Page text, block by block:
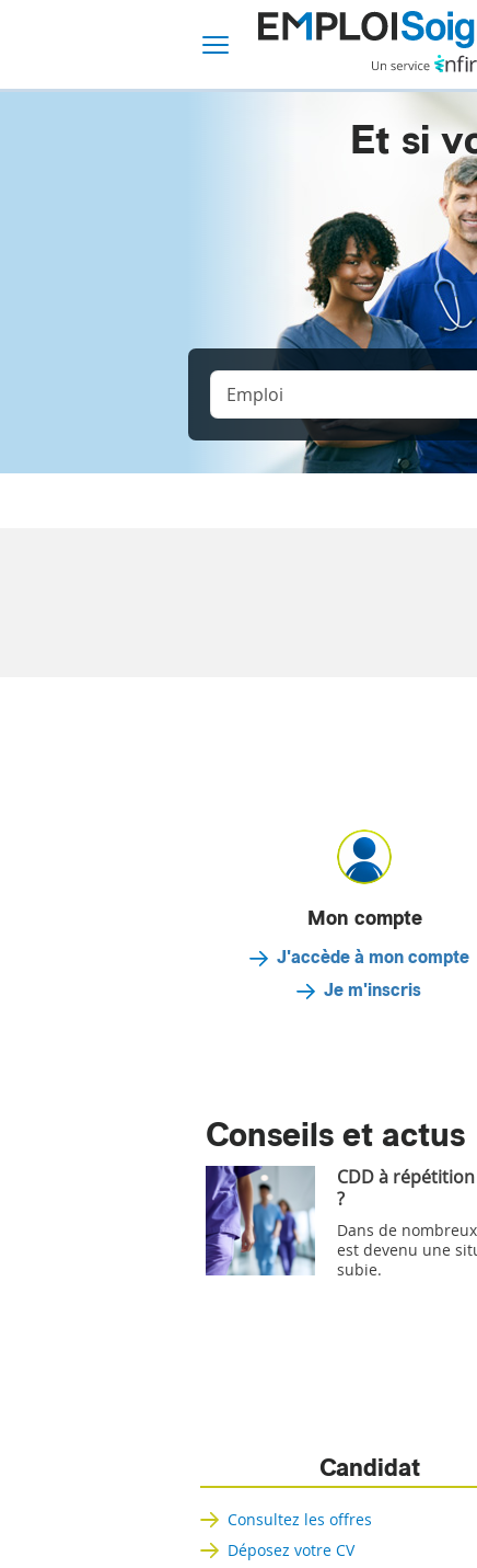
Et si
Mon compte
J'accède à mon compte
Je m'inscris
Conseils et actus
CDD à
?
Dans de
est devenu une
subie.
Candidat
Consultez les offres
Déposez votre CV